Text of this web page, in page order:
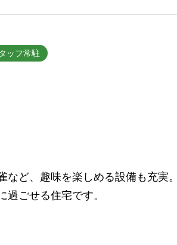
ッフ常駐
など、趣味を楽しめる設備も充実
ごせる住宅です。